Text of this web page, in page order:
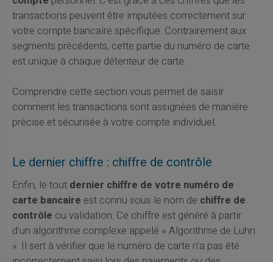
transactions peuvent être imputées correctement sur
votre compte bancaire spécifique. Contrairement aux
segments précédents, cette partie du numéro de carte
est unique à chaque détenteur de carte.
Comprendre cette section vous permet de saisir
comment les transactions sont assignées de manière
précise et sécurisée à votre compte individuel.
Le dernier chiffre : chiffre de contrôle
Enfin, le tout dernier chiffre de votre numéro de
carte bancaire est connu sous le nom de chiffre de
contrôle ou validation. Ce chiffre est généré à partir
d'un algorithme complexe appelé « Algorithme de Luhn
». Il sert à vérifier que le numéro de carte n'a pas été